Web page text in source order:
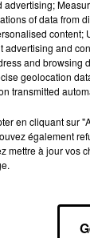
advertising;
of data from
content;
advertising and
and browsing
geolocation
transmitted
en cliquant sur
également
mettre à jour vos